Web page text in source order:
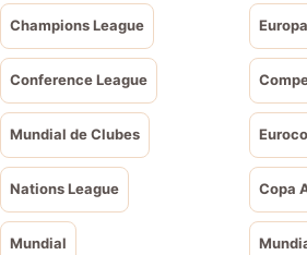
Champions League
Conference League
Mundial de Clubes
Nations League Copa
Mundial